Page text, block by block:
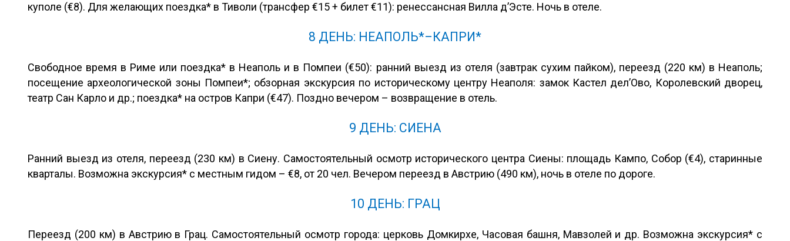
куполе (€8). Для желающих поездка* в Тиволи (трансфер €15 + билет €11): ренессансная Вилла д’Эсте. Ночь в отеле.
8 ДЕНЬ: НЕАПОЛЬ*–КАПРИ*
Свободное время в Риме или поездка* в Неаполь и в Помпеи (€50): ранний выезд из отеля (завтрак сухим пайком), переезд (220 км) в Неаполь;
посещение археологической зоны Помпеи*; обзорная экскурсия по историческому центру Неаполя: замок Кастел дел’Ово, Королевский дворец,
театр Сан Карло и др.; поездка* на остров Капри (€47). Поздно вечером – возвращение в отель.
9 ДЕНЬ: СИЕНА
Ранний выезд из отеля, переезд (230 км) в Сиену. Самостоятельный осмотр исторического центра Сиены: площадь Кампо, Собор (€4), старинные
кварталы. Возможна экскурсия* с местным гидом – €8, от 20 чел. Вечером переезд в Австрию (490 км), ночь в отеле по дороге.
10 ДЕНЬ: ГРАЦ
Переезд (200 км) в Австрию в Грац. Самостоятельный осмотр города: церковь Домкирхе, Часовая башня, Мавзолей и др. Возможна экскурсия* с